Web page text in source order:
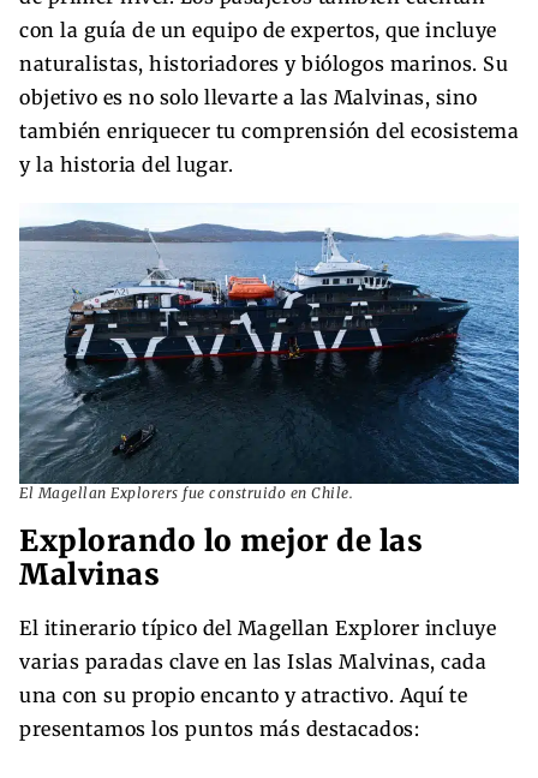
con la guía de un equipo de expertos, que incluye
naturalistas, historiadores y biólogos marinos. Su
objetivo es no solo llevarte a las Malvinas, sino
también enriquecer tu comprensión del ecosistema
y la historia del lugar.
El Magellan Explorers fue construido en Chile.
Explorando lo mejor de las
Malvinas
El itinerario típico del Magellan Explorer incluye
varias paradas clave en las Islas Malvinas, cada
una con su propio encanto y atractivo. Aquí te
presentamos los puntos más destacados: